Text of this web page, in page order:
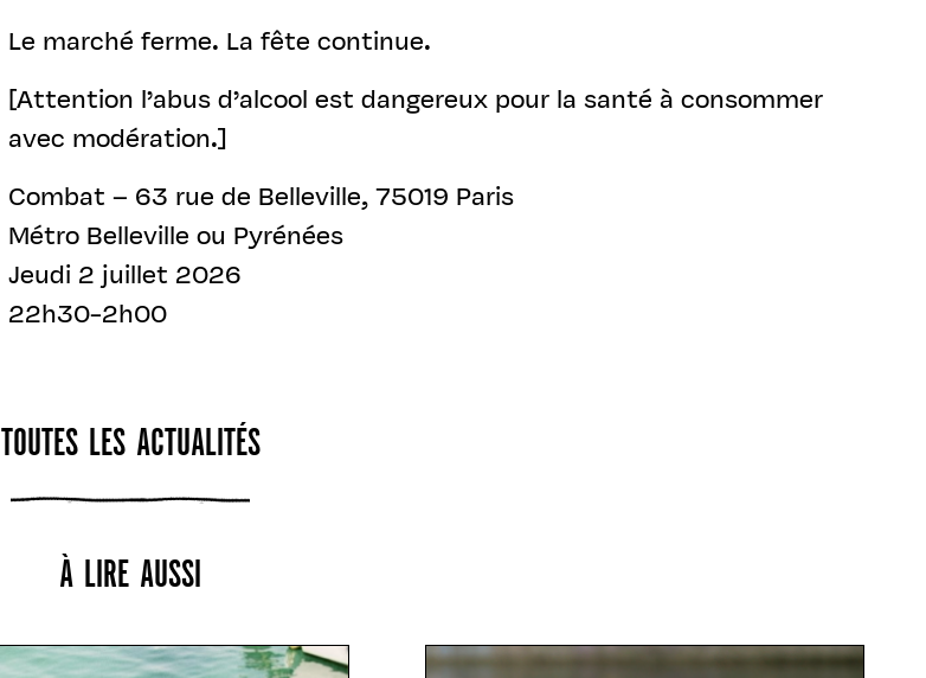
Le marché ferme. La fête continue.
[Attention l’abus d’alcool est dangereux pour la santé à consommer
avec modération.]
Combat – 63 rue de Belleville, 75019 Paris
Métro Belleville ou Pyrénées
Jeudi 2 juillet 2026
22h30-2h00
TOUTES LES ACTUALITÉS
À LIRE AUSSI